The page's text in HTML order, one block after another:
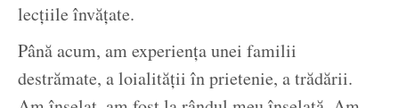
lecțiile învățate.
Până acum, am experiența unei familii
destrămate, a loialității în prietenie, a trădării.